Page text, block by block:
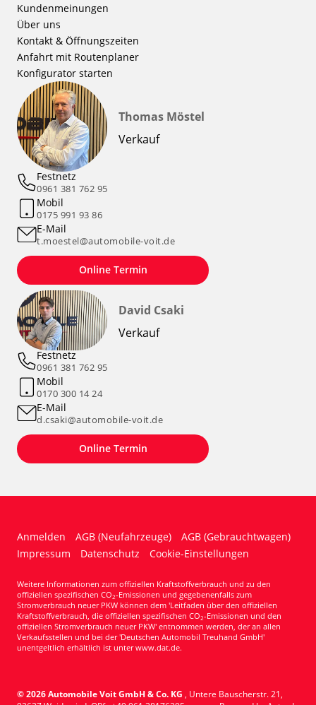
Kundenmeinungen
Über uns
Kontakt & Öffnungszeiten
Anfahrt mit Routenplaner
Konfigurator starten
Thomas Möstel
Verkauf
Festnetz
0961 381 762 95
Mobil
0175 991 93 86
E-Mail
t.moestel@automobile-voit.de
Online Termin
David Csaki
Verkauf
Festnetz
0961 381 762 95
Mobil
0170 300 14 24
E-Mail
d.csaki@automobile-voit.de
Online Termin
Anmelden AGB (Neufahrzeuge)
AGB (Gebrauchtwagen)
Impressum
Datenschutz Cookie-Einstellungen
Weitere Informationen zum offiziellen Kraftstoffverbrauch und zu den
offiziellen spezifischen CO2-Emissionen und gegebenenfalls zum
Stromverbrauch neuer PKW können dem 'Leitfaden über den offiziellen
Kraftstoffverbrauch, die offiziellen spezifischen CO2-Emissionen und den
offiziellen Stromverbrauch neuer PKW' entnommen werden, der an allen
Verkaufsstellen und bei der 'Deutschen Automobil Treuhand GmbH'
unentgeltlich erhältlich ist unter www.dat.de.
© 2026Automobile Voit GmbH & Co. KG , Untere Bauscherstr. 21,